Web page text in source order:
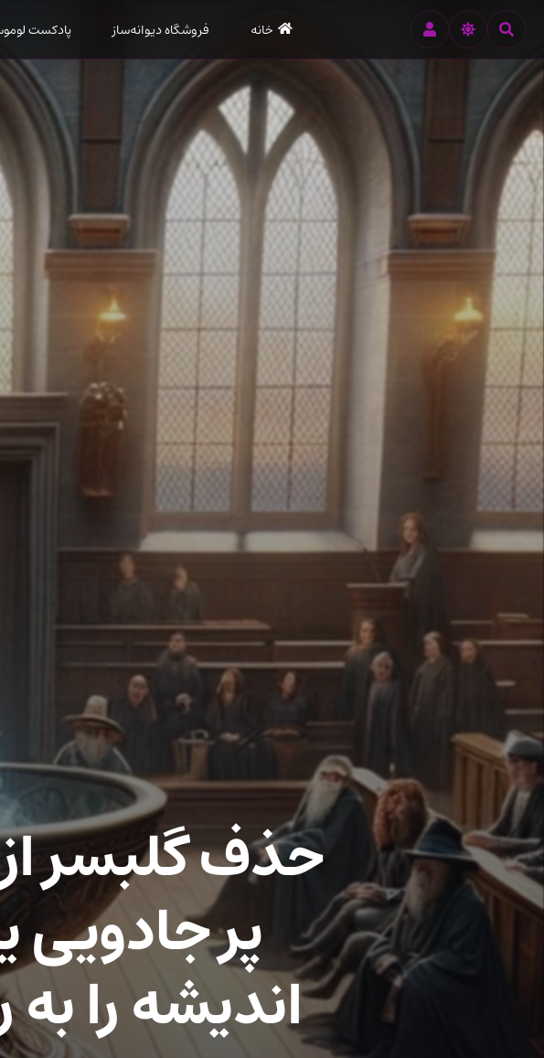
ورود
متن
اصلی
خانه فروشگاه دیوانه‌ساز پادکست
حذف گلبسر
پر
اندیشه را